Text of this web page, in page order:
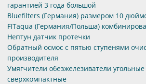
гарантией 3 года большой
Bluefilters (Германия) размером 10
FITaqua (Германия/Польша)
Нептун датчик протечки
Обратный осмос с пятью ступенями
производителя
Умягчители обезжелезиватели
сверхкомпактные